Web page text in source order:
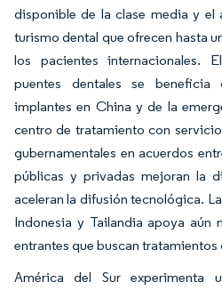
disponible de la clase media y
turismo dental que ofrecen hasta
los pacientes internacionales.
puentes dentales se
implantes en China y de la
centro de tratamiento con
gubernamentales en acuerdos
públicas y privadas mejoran la
aceleran la difusión tecnológica.
Indonesia y Tailandia apoya aún
entrantes que buscan tratamientos
América del Sur experimenta